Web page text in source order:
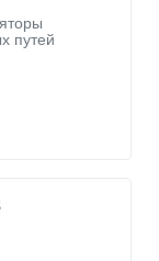
путей